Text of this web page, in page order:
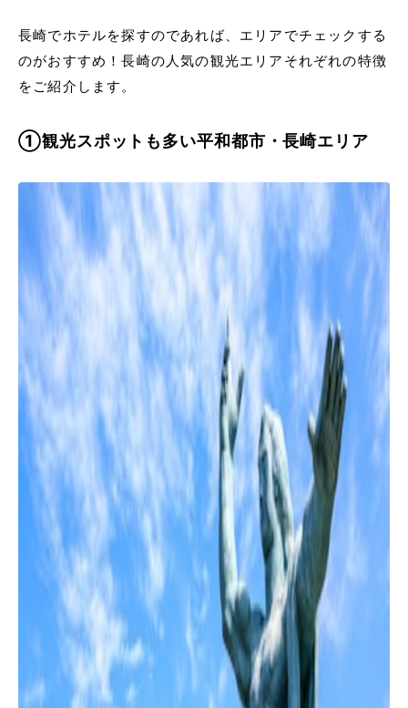
長崎でホテルを探すのであれば、エリアでチェックする
のがおすすめ！長崎の人気の観光エリアそれぞれの特徴
をご紹介します。
①観光スポットも多い平和都市・長崎エリア